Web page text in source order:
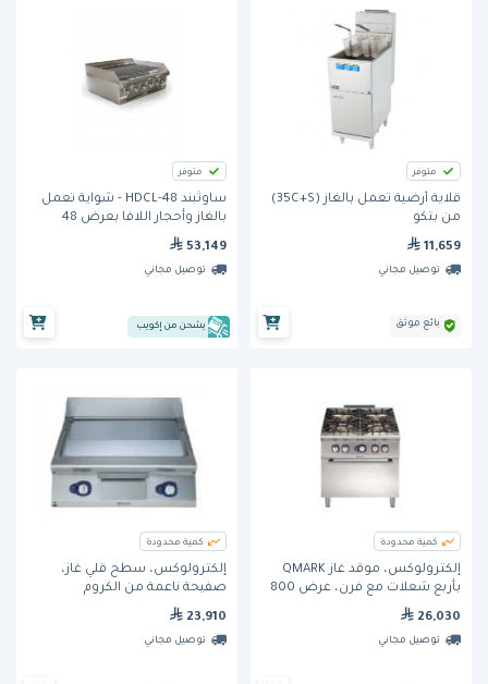
متوفر
قلاية أرضية تعمل بالغاز (35C+S)
من بتكو
11,659
توصيل مجاني
بائع موثق
متوفر
ساوثبند HDCL-48 - شواية تعمل
بالغاز وأحجار اللافا بعرض 48
53,149
توصيل مجاني
يشحن من إكويب
كمية محدودة
إلكترولوكس، موقد غاز QMARK
بأربع شعلات مع فرن، عرض 800
26,030
توصيل مجاني
كمية محدودة
إلكترولوكس، سطح قلي غاز،
صفيحة ناعمة من الكروم
المصقول، مائلة، عرض 800 مم.
23,910
توصيل مجاني